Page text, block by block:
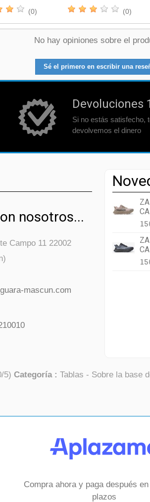
(0) (0)
No hay opiniones sobre el
Sé el primero en escribir una
Devoluciones
Si no estás satisfecho,
devolvemos el dinero
nosotros...
Campo 11 22002
mascun.com
/5) Categoría : Tablas - Sobre la base
Compra ahora y paga después
plazos